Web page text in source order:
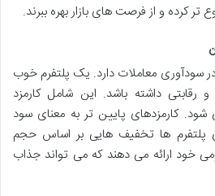
تر کرده و از فرصت های بازار بهره ببرند.
سودآوری معاملات دارد. یک پلتفرم خوب
رقابتی داشته باشد. این شامل کارمزد
شود. کارمزدهای پایین تر به معنای سود
پلتفرم ها تخفیف هایی بر اساس حجم
خود ارائه می دهند که می تواند جذاب